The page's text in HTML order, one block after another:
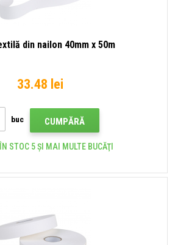
din nailon 40mm x 50m
33.48 lei
buc CUMPĂRĂ
STOC 5 ȘI MAI MULTE BUCĂŢI